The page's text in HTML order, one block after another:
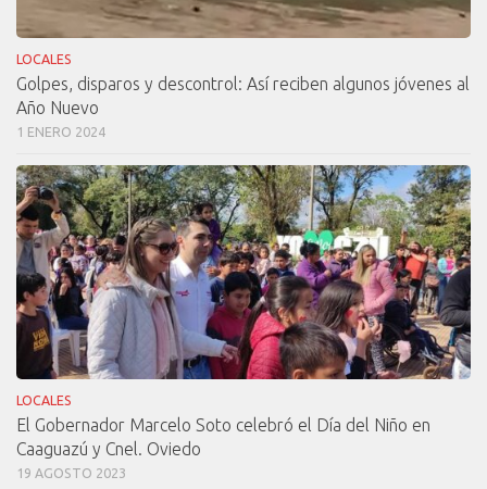
LOCALES
Golpes, disparos y descontrol: Así reciben algunos jóvenes al
Año Nuevo
1 ENERO 2024
LOCALES
El Gobernador Marcelo Soto celebró el Día del Niño en
Caaguazú y Cnel. Oviedo
19 AGOSTO 2023